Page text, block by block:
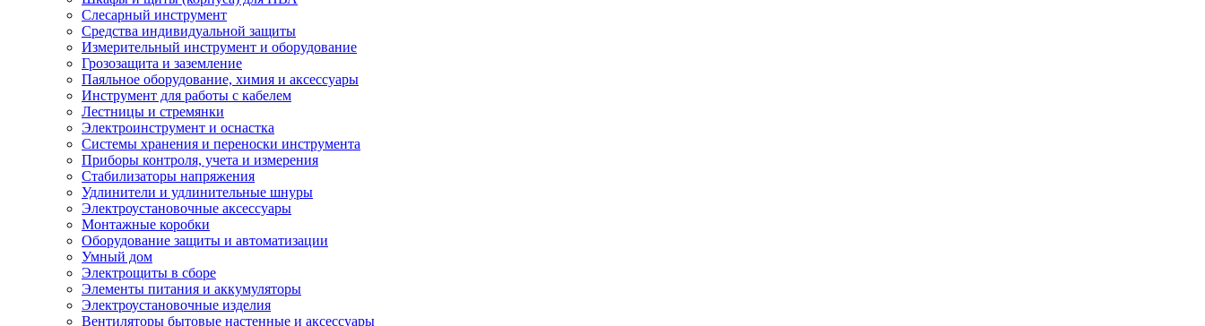
Слесарный инструмент
Средства индивидуальной защиты
Измерительный инструмент и оборудование
Грозозащита и заземление
Паяльное оборудование, химия и аксессуары
Инструмент для работы с кабелем
Лестницы и стремянки
Электроинструмент и оснастка
Системы хранения и переноски инструмента
Приборы контроля, учета и измерения
Стабилизаторы напряжения
Удлинители и удлинительные шнуры
Электроустановочные аксессуары
Монтажные коробки
Оборудование защиты и автоматизации
Умный дом
Электрощиты в сборе
Элементы питания и аккумуляторы
Электроустановочные изделия
Вентиляторы бытовые настенные и аксессуары